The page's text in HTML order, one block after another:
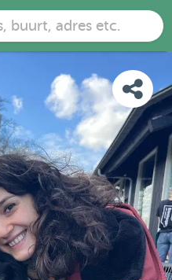
buurt, adres etc.